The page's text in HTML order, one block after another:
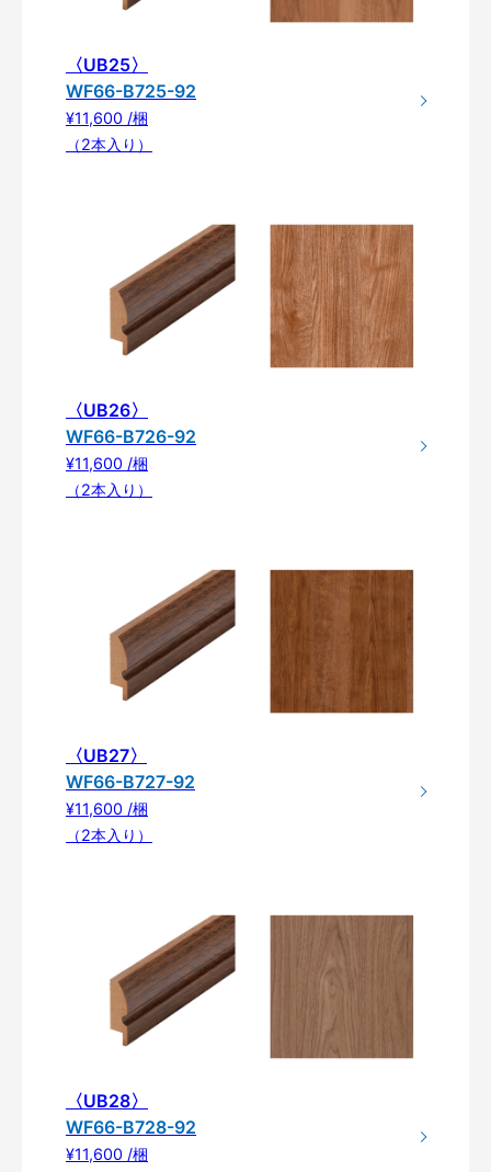
〈UB25〉
WF66-B725-92
¥11,600 /梱
（2本入り）
〈UB26〉
WF66-B726-92
¥11,600 /梱
（2本入り）
〈UB27〉
WF66-B727-92
¥11,600 /梱
（2本入り）
〈UB28〉
WF66-B728-92
¥11,600 /梱